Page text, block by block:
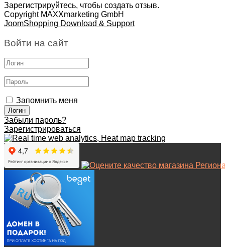
Зарегистрируйтесь, чтобы создать отзыв.
Copyright MAXXmarketing GmbH
JoomShopping Download & Support
Войти на сайт
Запомнить меня
Забыли пароль?
Зарегистрироваться